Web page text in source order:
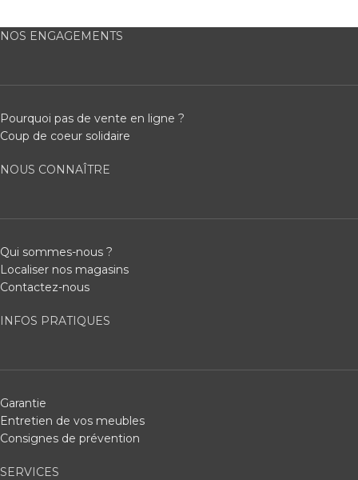
NOS ENGAGEMENTS
Pourquoi pas de vente en ligne ?
Coup de coeur solidaire
NOUS CONNAÎTRE
Qui sommes-nous ?
Localiser nos magasins
Contactez-nous
INFOS PRATIQUES
Garantie
Entretien de vos meubles
Consignes de prévention
SERVICES